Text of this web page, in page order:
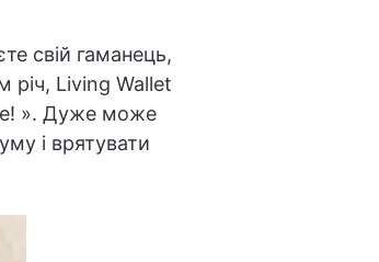
свій гаманець,
річ, Living Wallet
». Дуже може
і врятувати